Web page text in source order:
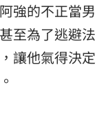
強的不正當男
至為了逃避法
讓他氣得決定